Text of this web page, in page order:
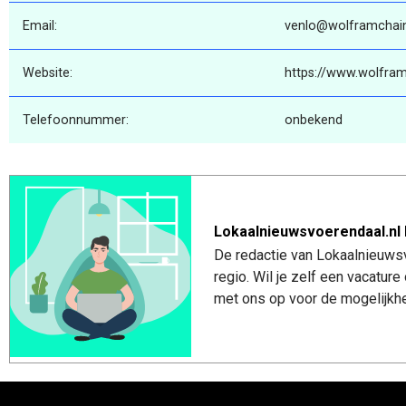
Email:
Website: https://
Telefoonnummer: onbekend
Lokaalnieuwsvoerendaal.nl
De redactie van
regio. Wil je zelf een
met ons op voor de